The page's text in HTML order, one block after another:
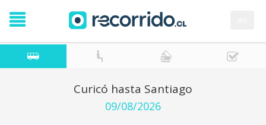
Curicó hasta Santiago
09/08/2026